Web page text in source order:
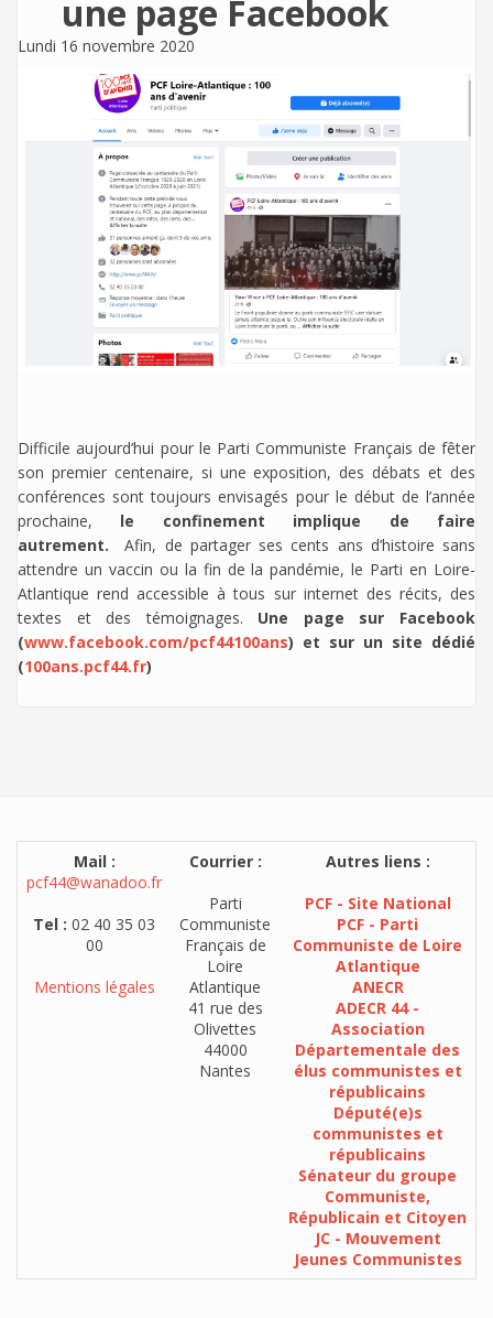
une page Facebook
Lundi 16 novembre 2020
Difficile aujourd’hui pour le Parti Communiste Français de fêter
son premier centenaire, si une exposition, des débats et des
conférences sont toujours envisagés pour le début de l’année
prochaine, le confinement implique de faire
autrement.Afin, de partager ses cents ans d’histoire sans
attendre un vaccin ou la fin de la pandémie, le Parti en Loire-
Atlantique rend accessible à tous sur internet des récits, des
textes et des témoignages. Une page sur Facebook
(www.facebook.com/pcf44100ans) et sur un site dédié
(100ans.pcf44.fr)
Mail :
pcf44@wanadoo.fr
Tel : 02 40 35 03
00
Mentions légales
Courrier :
Parti
Communiste
Français de
Loire
Atlantique
41 rue des
Olivettes
44000
Nantes
Autres liens :
PCF - Site National
PCF - Parti
Communiste de Loire
Atlantique
ANECR
ADECR 44 -
Association
Départementale des
élus communistes et
républicains
Député(e)s
communistes et
républicains
Sénateur du groupe
Communiste,
Républicain et Citoyen
JC - Mouvement
Jeunes Communistes